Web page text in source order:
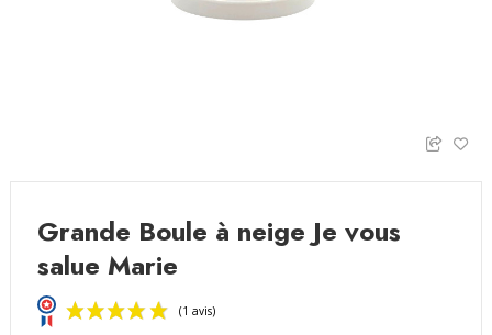
Grande Boule à neige Je vous
salue Marie